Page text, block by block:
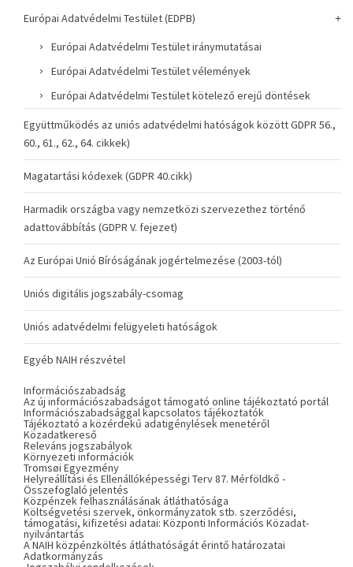
Európai Adatvédelmi Testület (EDPB)
Európai Adatvédelmi Testület iránymutatásai
Európai Adatvédelmi Testület vélemények
Európai Adatvédelmi Testület kötelező erejű döntések
Együttműködés az uniós adatvédelmi hatóságok között GDPR 56.,
60., 61., 62., 64. cikkek)
Magatartási kódexek (GDPR 40.cikk)
Harmadik országba vagy nemzetközi szervezethez történő
adattovábbítás (GDPR V. fejezet)
Az Európai Unió Bíróságának jogértelmezése (2003-tól)
Uniós digitális jogszabály-csomag
Uniós adatvédelmi felügyeleti hatóságok
Egyéb NAIH részvétel
Információszabadság
Az új információszabadságot támogató online tájékoztató portál
Információszabadsággal kapcsolatos tájékoztatók
Tájékoztató a közérdekű adatigénylések menetéről
Közadatkereső
Releváns jogszabályok
Környezeti információk
Tromsøi Egyezmény
Helyreállítási és Ellenállóképességi Terv 87. Mérföldkő -
Összefoglaló jelentés
Közpénzek felhasználásának átláthatósága
Költségvetési szervek, önkormányzatok stb. szerződési,
támogatási, kifizetési adatai: Központi Információs Közadat-
nyilvántartás
A NAIH közpénzköltés átláthatóságát érintő határozatai
Adatkormányzás